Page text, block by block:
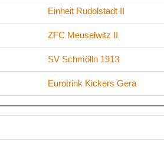
Einheit Rudolstadt II
ZFC Meuselwitz II
SV Schmölln 1913
Eurotrink Kickers Gera